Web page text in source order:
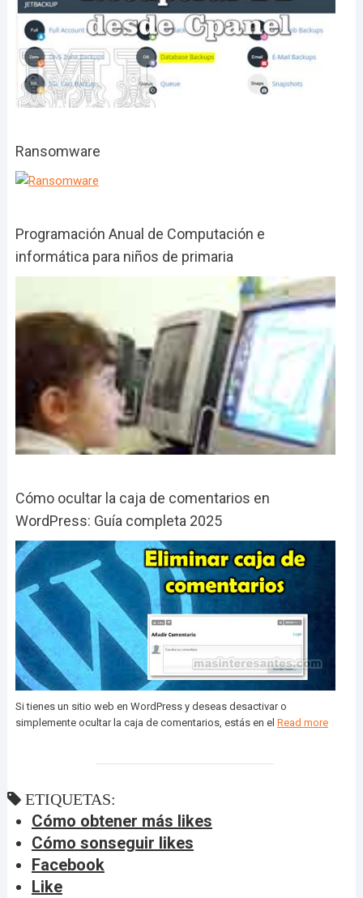
Ransomware
Programación Anual de Computación e
informática para niños de primaria
Cómo ocultar la caja de comentarios en
WordPress: Guía completa 2025
Si tienes un sitio web en WordPress y deseas desactivar o
simplemente ocultar la caja de comentarios, estás en el Read more
ETIQUETAS:
Cómo obtener más likes
Cómo sonseguir likes
Facebook
Like